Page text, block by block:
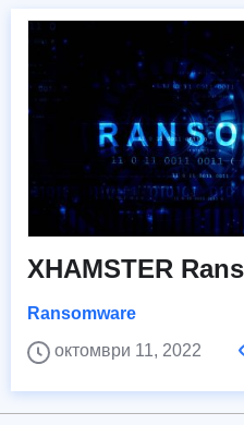
XHAMSTER
Ransomware
октомври 11, 2022